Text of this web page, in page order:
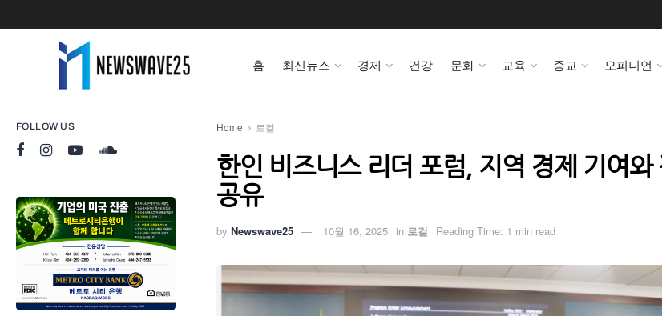
FOLLOW US
홈 최신뉴스 경제 건강 문화 교육 종교 오피니언
Home 로컬
한인 비즈니스 리더 포럼, 지역 경제 기여와
공유
by Newswave25 10월 16, 2025 in 로컬 Reading Time: 1 min read